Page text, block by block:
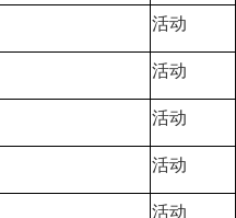
活动
活动
活动
活动
活动